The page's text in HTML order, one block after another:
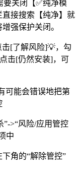
要关闭【✅纯净模
接搜索【纯净】就
强保护关闭。
击[了解风险]💡，勾
击[仍然安装]，可
可能会错误地把第
>“风险/应用管控
中
角的“解除管控”